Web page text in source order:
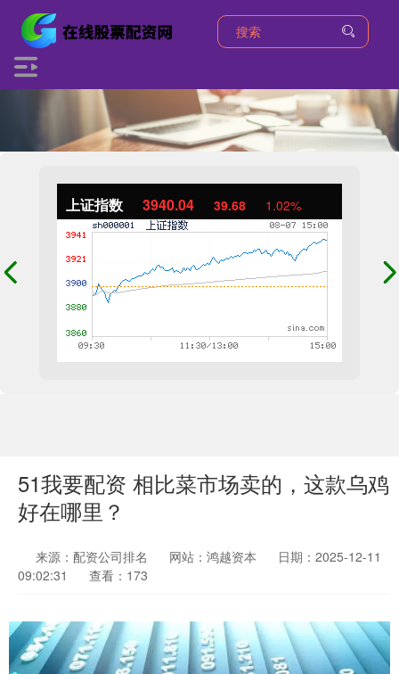
上证指数 3940.04 39.68 1.02%
51我要配资 相比菜市场卖的，这款乌鸡
好在哪里？
来源：配资公司排名 网站：鸿越资本
日期：2025-12-11
09:02:31
查看：173